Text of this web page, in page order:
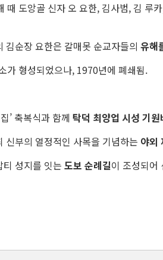
때 도앙골 신자 오 요한, 김사범, 김 루
김순장 요한은 갈매못 순교자들의 유해
가 형성되었으나, 1970년에 폐쇄됨.
’ 축복식과 함께 탁덕 최양업 시성 기원
신부의 열정적인 사목을 기념하는 야외
성지를 잇는 도보 순례길이 조성되어